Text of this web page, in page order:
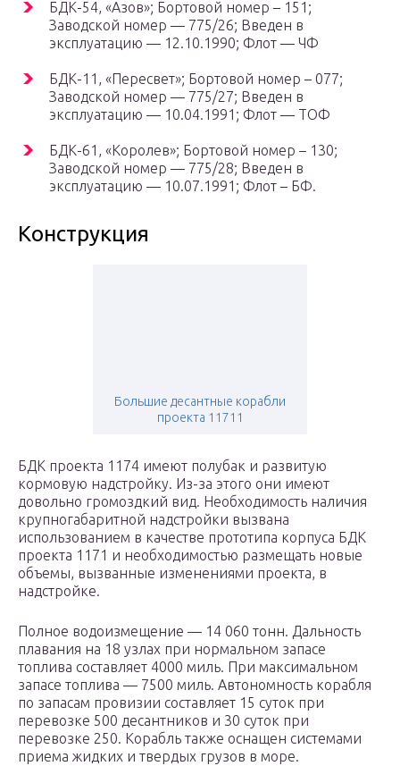
БДК-54, «Азов»; Бортовой номер – 151;
Заводской номер — 775/26; Введен в
эксплуатацию — 12.10.1990; Флот — ЧФ
БДК-11, «Пересвет»; Бортовой номер – 077;
Заводской номер — 775/27; Введен в
эксплуатацию — 10.04.1991; Флот — ТОФ
БДК-61, «Королев»; Бортовой номер – 130;
Заводской номер — 775/28; Введен в
эксплуатацию — 10.07.1991; Флот – БФ.
Конструкция
Большие десантные корабли
проекта 11711
БДК проекта 1174 имеют полубак и развитую
кормовую надстройку. Из-за этого они имеют
довольно громоздкий вид. Необходимость наличия
крупногабаритной надстройки вызвана
использованием в качестве прототипа корпуса БДК
проекта 1171 и необходимостью размещать новые
объемы, вызванные изменениями проекта, в
надстройке.
Полное водоизмещение — 14 060 тонн. Дальность
плавания на 18 узлах при нормальном запасе
топлива составляет 4000 миль. При максимальном
запасе топлива — 7500 миль. Автономность корабля
по запасам провизии составляет 15 суток при
перевозке 500 десантников и 30 суток при
перевозке 250. Корабль также оснащен системами
приема жидких и твердых грузов в море.